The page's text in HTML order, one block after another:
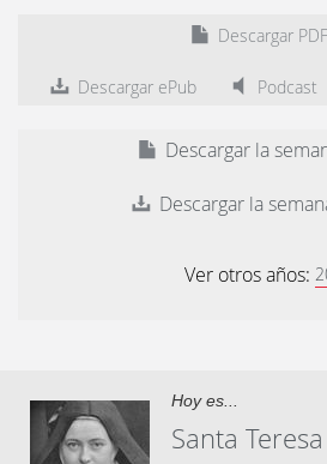
Descargar PDF
Descargar ePub Podcast
Descargar la
Descargar la
Ver otros años:
Hoy es...
Santa